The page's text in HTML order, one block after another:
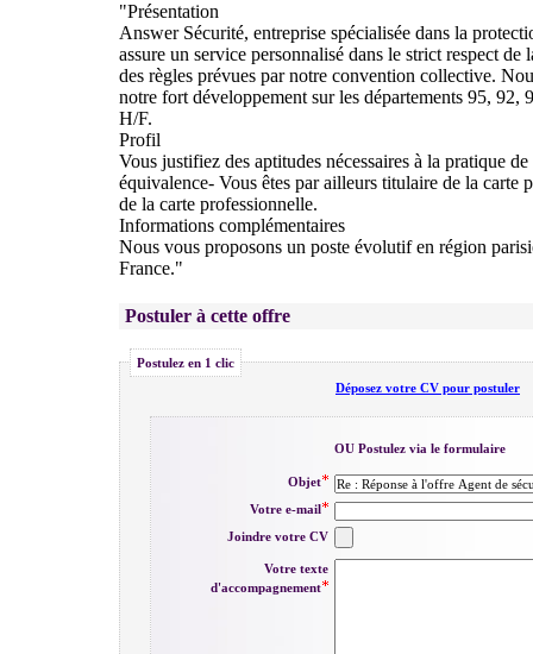
"Présentation
Answer Sécurité, entreprise spécialisée dans la
assure un service personnalisé dans le strict respect
des règles prévues par notre convention collective.
notre fort développement sur les départements 95, 92,
H/F.
Profil
Vous justifiez des aptitudes nécessaires à la pratique
équivalence- Vous êtes par ailleurs titulaire de la carte
de la carte professionnelle.
Informations complémentaires
Nous vous proposons un poste évolutif en région
France."
Postuler à cette offre
Postulez en 1 clic
Déposez votre CV pour postuler
OU Postulez via le formulaire
Objet
Votre e-mail
Joindre votre CV
Votre texte
d'accompagnement